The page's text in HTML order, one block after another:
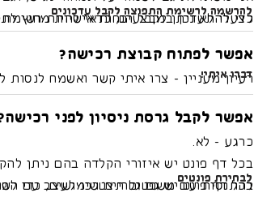
לצערי לא ניתן לקבל הנחות אישיות מחוץ
כדי להתעדכן במבצעים, כדאי להיות
להרשמה לרשימת התפוצה לקבל עדכונים
אפשר לפתוח קבוצת רכישה?
רעיון מעניין - צרו איתי קשר ואשמח לנסות
דברו איתי!
אפשר לקבל גרסת ניסיון לפני
כרגע - לא.
בכל דף פונט יש איזורי הקלדה בהם ניתן
להתנסות עם משפטים תצטרכו לעצב עם
בכל דף פונט יש גם גלריית שימושים, כדי
לבחירת פונטים